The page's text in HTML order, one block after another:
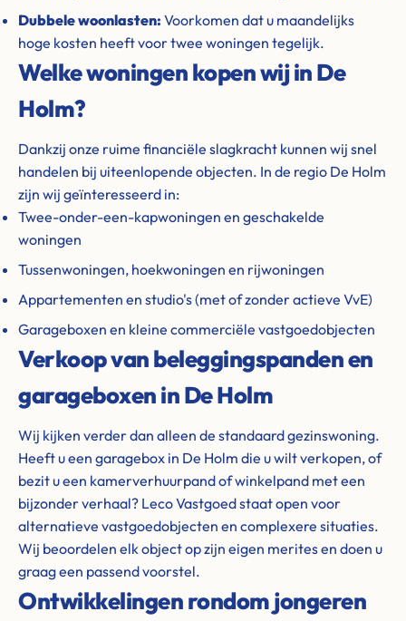
Dubbele woonlasten: Voorkomen dat u maandelijks
hoge kosten heeft voor twee woningen tegelijk.
Welke woningen kopen wij in De
Holm?
Dankzij onze ruime financiële slagkracht kunnen wij snel
handelen bij uiteenlopende objecten. In de regio De Holm
zijn wij geïnteresseerd in:
Twee-onder-een-kapwoningen en geschakelde
woningen
Tussenwoningen, hoekwoningen en rijwoningen
Appartementen en studio's (met of zonder actieve VvE)
Garageboxen en kleine commerciële vastgoedobjecten
Verkoop van beleggingspanden en
garageboxen in De Holm
Wij kijken verder dan alleen de standaard gezinswoning.
Heeft u een garagebox in De Holm die u wilt verkopen, of
bezit u een kamerverhuurpand of winkelpand met een
bijzonder verhaal? Leco Vastgoed staat open voor
alternatieve vastgoedobjecten en complexere situaties.
Wij beoordelen elk object op zijn eigen merites en doen u
graag een passend voorstel.
Ontwikkelingen rondom jongeren